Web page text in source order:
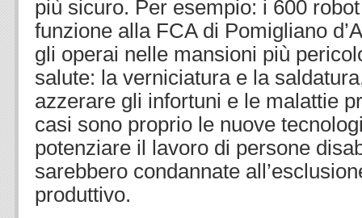
più sicuro. Per esempio: i 600
funzione alla FCA di Pomigliano
gli operai nelle mansioni più
salute: la verniciatura e la
azzerare gli infortuni e le malattie
casi sono proprio le nuove
potenziare il lavoro di persone
sarebbero condannate
produttivo.